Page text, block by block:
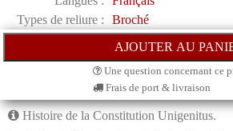
Types de reliure :
Broché
Une question concernant ce
Frais de port & livraison
Histoire de la Constitution Unigenitus.